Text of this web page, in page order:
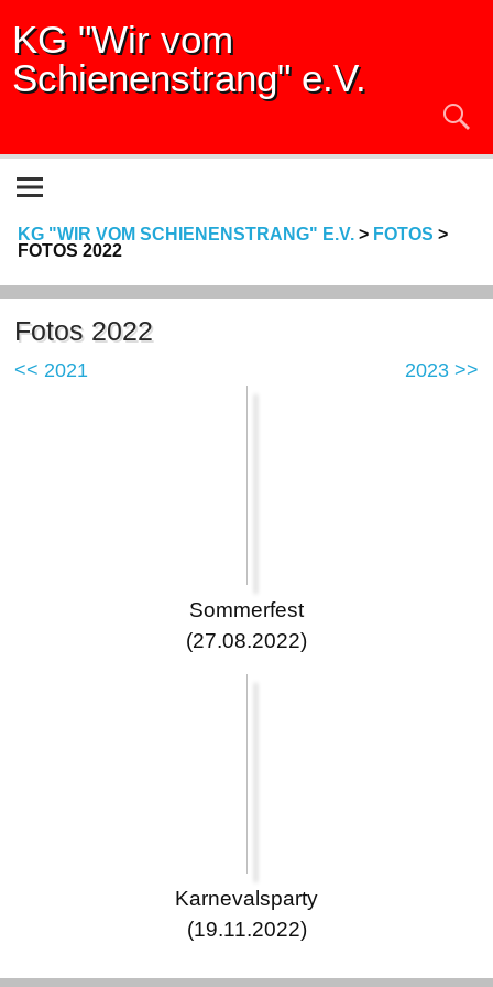
KG "Wir vom
Schienenstrang" e.V.
KG "WIR VOM SCHIENENSTRANG" E.V.> FOTOS >
FOTOS 2022
Fotos 2022
<< 2021 2023 >>
Sommerfest
(27.08.2022)
Karnevalsparty
(19.11.2022)